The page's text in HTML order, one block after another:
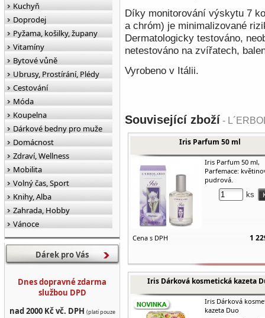
Díky monitorování výskytu 7
a chróm) je minimalizované
Dermatologicky testováno, n
netestováno na zvířatech,
Vyrobeno v Itálii.
Související zboží -
Iris Parfum 50 ml
Iris Parfum 50 ml,
Parfemace:
pudrová.
ks
Cena s DPH 1
Iris Dárková kosmetická kazeta
Iris Dárková
kazeta Duo
Kuchyň
Doprodej
Pyžama, košilky, župany
Vitamíny
Bytové vůně
Ubrusy, Prostírání, Plédy
Cestování
Móda
Koupelna
Dárkové bedny pro muže
Domácnost
Zdraví, Wellness
Mobilita
Volný čas, Sport
Knihy, Alba
Zahrada, Hobby
Vánoce
Dárek pro Vás
Dnes dopravné zdarma
službou DPD
nad 2000 Kč vč. DPH (platí pouze